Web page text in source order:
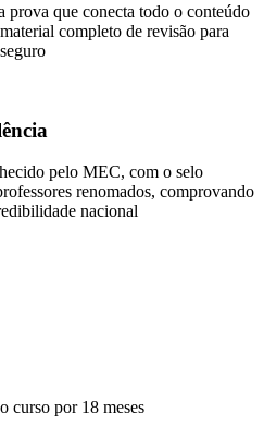
prova que conecta todo o conteúdo
completo de revisão para
pelo MEC, com o selo
renomados, comprovando
nacional
curso por 18 meses